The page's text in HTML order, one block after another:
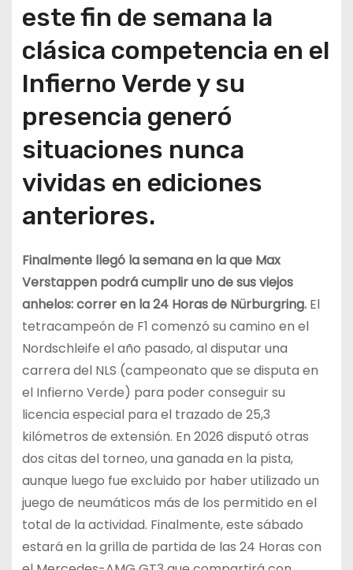
este fin de semana la
clásica competencia en el
Infierno Verde y su
presencia generó
situaciones nunca
vividas en ediciones
anteriores.
Finalmente llegó la semana en la que Max
Verstappen podrá cumplir uno de sus viejos
anhelos: correr en la 24 Horas de Nürburgring.El
tetracampeón de F1 comenzó su camino en el
Nordschleife el año pasado, al disputar una
carrera del NLS (campeonato que se disputa en
el Infierno Verde) para poder conseguir su
licencia especial para el trazado de 25,3
kilómetros de extensión. En 2026 disputó otras
dos citas del torneo, una ganada en la pista,
aunque luego fue excluido por haber utilizado un
juego de neumáticos más de los permitido en el
total de la actividad. Finalmente, este sábado
estará en la grilla de partida de las 24 Horas con